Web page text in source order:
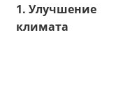
1. Улучшение
климата